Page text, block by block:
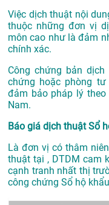
Việc dịch thuật nội
thuộc những đơn vị
môn cao như là đảm
chính xác.
Công chứng bản
chứng hoặc phòng
đảm bảo pháp lý
Nam.
Báo giá dịch thuật Sổ
Là đơn vị có thâm
thuật tại , DTDM cam
cạnh tranh nhất thị
công chứng Sổ hộ